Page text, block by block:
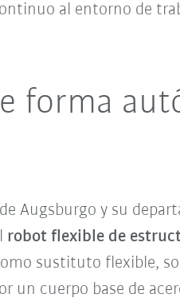
al entorno de
forma
Augsburgo y su
robot flexible de
sustituto flexible,
un cuerpo base de